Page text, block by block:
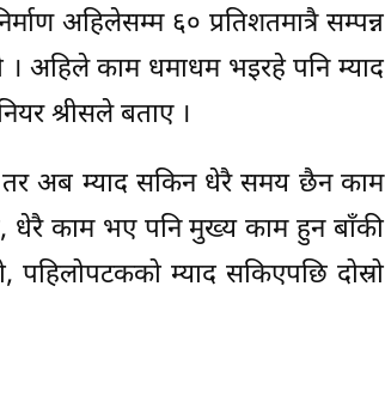
अहिलेसम्म ६० प्रतिशतमात्रै सम्पन्न
अहिले काम धमाधम भइरहे पनि म्याद
श्रीसले बताए ।
तर अब म्याद सकिन धेरै समय छैन काम
काम भए पनि मुख्य काम हुन बाँकी
म्याद सकिएपछि दोस्रो